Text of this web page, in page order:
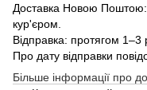
Доставка Новою Поштою:
кур'єром.
Відправка: протягом 1–3
Про дату відправки
Більше інформації про